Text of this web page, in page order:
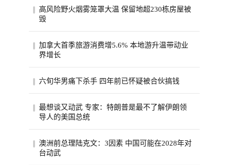
比什诺伊帮派头目戈迪·布拉尔持学生签证
高风险野火烟雾笼罩大温 保留地超230栋房屋被
毁
罩，奥卡纳根印第安保留地火灾致逾230栋
加拿大首季旅游消费增5.6% 本地游升温带动业
界增长
费按年上升5.6%，达295亿元，显示2026年
六旬华男痛下杀手 四年前已怀疑被合伙搞钱
案，现金投入800万元左右，总贷款1500万
元，全...
最想谈又动武 专家：特朗普是最不了解伊朗领
导人的美国总统
看板。（路透）特朗普总统自认擅长看透并
澳洲前总理陆克文：3因素 中国可能在2028年对
台动武